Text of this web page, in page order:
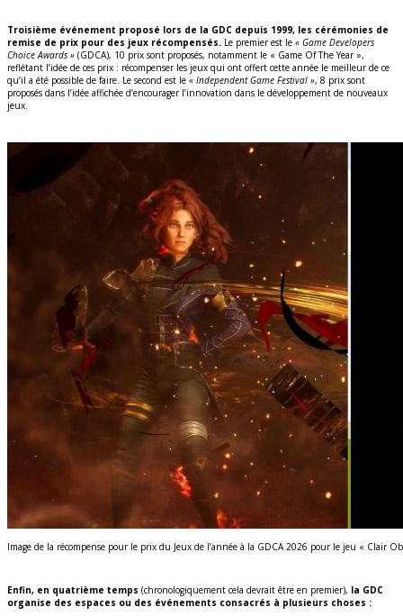
Troisième événement proposé lors de la GDC depuis 1999, les cérémonies de
remise de prix pour des jeux récompensés. Le premier est le « Game Developers
Choice Awards » (GDCA), 10 prix sont proposés, notamment le « Game Of The Year »,
reflétant l’idée de ces prix : récompenser les jeux qui ont offert cette année le meilleur de ce
qu’il a été possible de faire. Le second est le « Independent Game Festival », 8 prix sont
proposés dans l’idée affichée d’encourager l’innovation dans le développement de nouveaux
jeux.
Image de la récompense pour le prix du Jeux de l’année à la GDCA 2026 pour le jeu « Clair
Enfin, en quatrième temps (chronologiquement cela devrait être en premier), la GDC
organise des espaces ou des événements consacrés à plusieurs choses :